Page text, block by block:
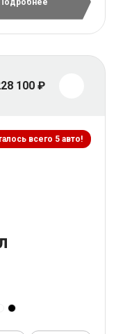
100 ₽
всего 5 авто!